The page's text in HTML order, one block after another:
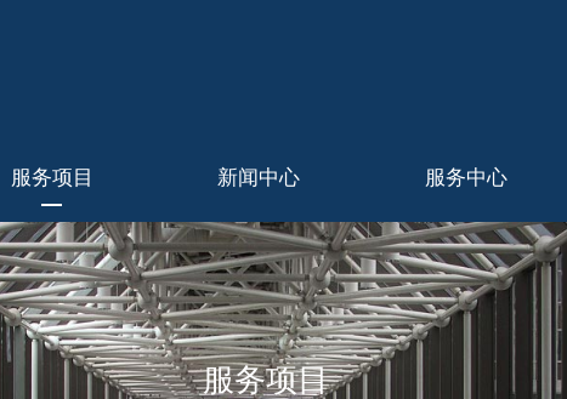
服务项目 新闻中心 服务中心
服务项目